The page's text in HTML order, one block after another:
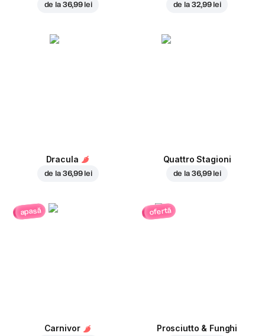
de la 36,99 lei de la 32,99 lei
Dracula
de la 36,99 lei
Quattro Stagioni
de la 36,99 lei
apasă
Carnivor
ofertă
Prosciutto & Funghi